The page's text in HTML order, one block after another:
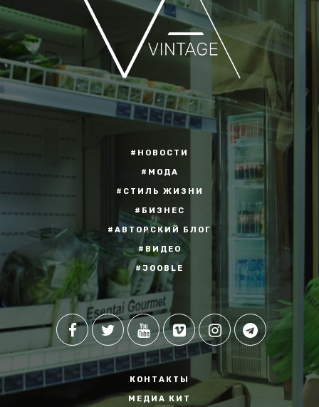
#НОВОСТИ
#МОДА
#СТИЛЬ ЖИЗНИ
#БИЗНЕС
#АВТОРСКИЙ БЛОГ
#ВИДЕО
#JOOBLE
КОНТАКТЫ
МЕДИА КИТ